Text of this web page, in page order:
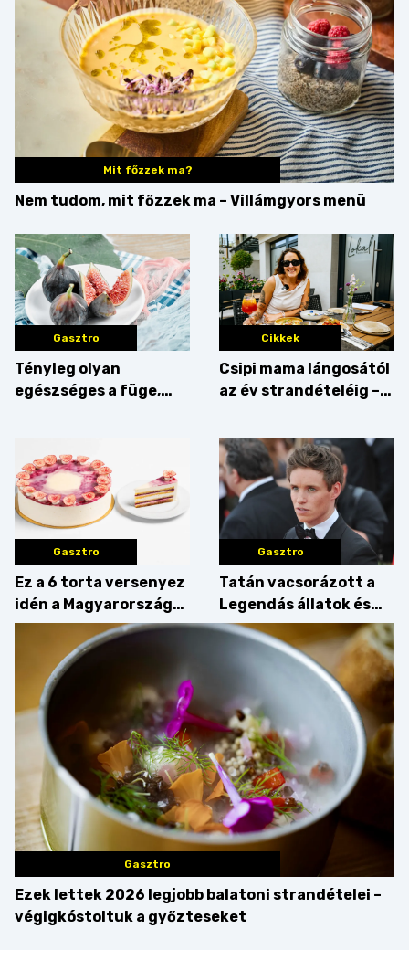
Mit főzzek ma?
Nem tudom, mit főzzek ma – Villámgyors menü
Gasztro
Tényleg olyan
egészséges a füge,
Cikkek
Csipi mama lángosától
az év strandételéig –
Balaton déli partját
Gasztro
Ez a 6 torta versenyez
idén a Magyarország
tortája címért
Gasztro
Tatán vacsorázott a
Legendás állatok és
megfigyelésük sztárja!
Gasztro
Ezek lettek 2026 legjobb balatoni strandételei –
végigkóstoltuk a győzteseket